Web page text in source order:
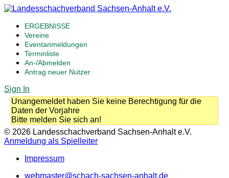
ERGEBNISSE
Vereine
Eventanmeldungen
Terminliste
An-/Abmelden
Antrag neuer Nutzer
Sign In
Unangemeldet haben Sie keine Berechtigung für die
Daten der Vorjahre
Bitte melden Sie sich an!
© 2026 Landesschachverband Sachsen-Anhalt e.V.
Anmeldung als Spielleiter
Impressum
webmaster@schach-sachsen-anhalt.de